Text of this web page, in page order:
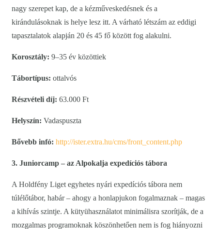
nagy szerepet kap, de a kézműveskedésnek és a
kirándulásoknak is helye lesz itt. A várható létszám az eddigi
tapasztalatok alapján 20 és 45 fő között fog alakulni.
Korosztály: 9–35 év közöttiek
Tábortípus: ottalvós
Részvételi díj: 63.000 Ft
Helyszín: Vadaspuszta
Bővebb infó: http://ister.extra.hu/cms/front_content.php
3. Juniorcamp – az Alpokalja expedíciós tábora
A Holdfény Liget egyhetes nyári expedíciós tábora nem
túlélőtábor, habár – ahogy a honlapjukon fogalmaznak – magas
a kihívás szintje. A kütyühasználatot minimálisra szorítják, de a
mozgalmas programoknak köszönhetően nem is fog hiányozni